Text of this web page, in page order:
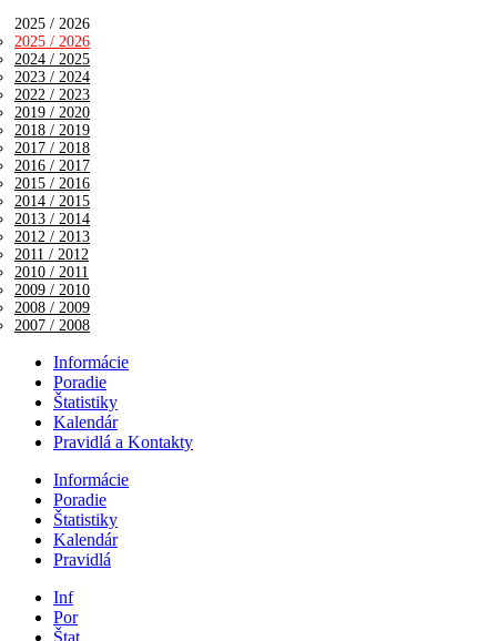
2025 / 2026
2025 / 2026
2024 / 2025
2023 / 2024
2022 / 2023
2019 / 2020
2018 / 2019
2017 / 2018
2016 / 2017
2015 / 2016
2014 / 2015
2013 / 2014
2012 / 2013
2011 / 2012
2010 / 2011
2009 / 2010
2008 / 2009
2007 / 2008
Informácie
Poradie
Štatistiky
Kalendár
Pravidlá a Kontakty
Informácie
Poradie
Štatistiky
Kalendár
Pravidlá
Inf
Por
Štat